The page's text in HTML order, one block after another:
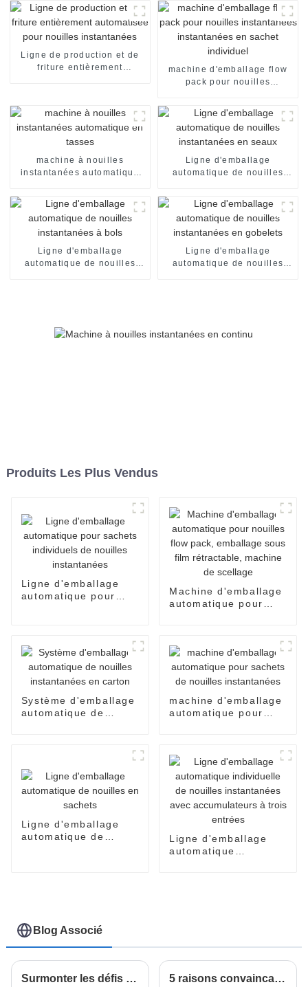
Ligne de production et de
friture entièrement
machine d'emballage flow
pack pour nouilles
machine à nouilles
instantanées automatique
Ligne d'emballage
automatique de nouilles
Ligne d'emballage
automatique de nouilles
Ligne d'emballage
automatique de nouilles
Produits Les Plus Vendus
Ligne d'emballage
automatique pour
Machine d'emballage
automatique pour
de scellage
Système d'emballage
automatique de
machine d'emballage
automatique pour
Ligne d'emballage
automatique de
Ligne d'emballage
automatique
Blog Associé
Surmonter les défis liés à la technologie des machines d'emballage de nouilles 5 raisons convaincantes de choisir l'emballeuse flowpack Doboy pour vos besoins d'emballage